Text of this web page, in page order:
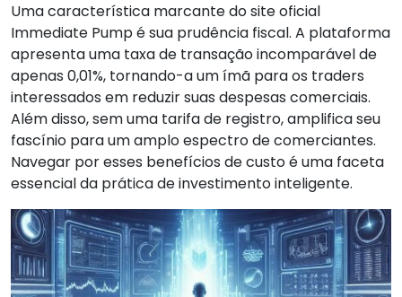
Uma característica marcante do site oficial
Immediate Pump é sua prudência fiscal. A plataforma
apresenta uma taxa de transação incomparável de
apenas 0,01%, tornando-a um ímã para os traders
interessados em reduzir suas despesas comerciais.
Além disso, sem uma tarifa de registro, amplifica seu
fascínio para um amplo espectro de comerciantes.
Navegar por esses benefícios de custo é uma faceta
essencial da prática de investimento inteligente.